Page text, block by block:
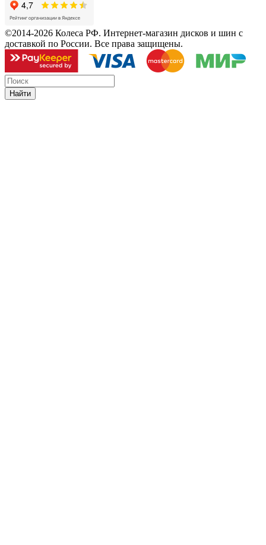
©2014-2026 Колеса РФ. Интернет-магазин дисков и шин с
доставкой по России. Все права защищены.
Найти